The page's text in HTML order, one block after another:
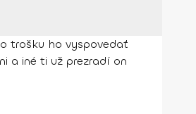
trošku ho vyspovedať
a iné ti už prezradí on